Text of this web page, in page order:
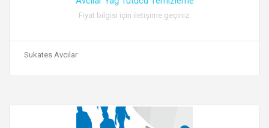
Fiyat bilgisi için iletişime geçiniz.
Sukates Avcılar